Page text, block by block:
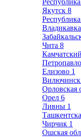
Якутск 8
Чита 8
Елизово 1
Вилючинск
Орловская
Орел 6
Ливны 1
Чирчик 1
Ошская